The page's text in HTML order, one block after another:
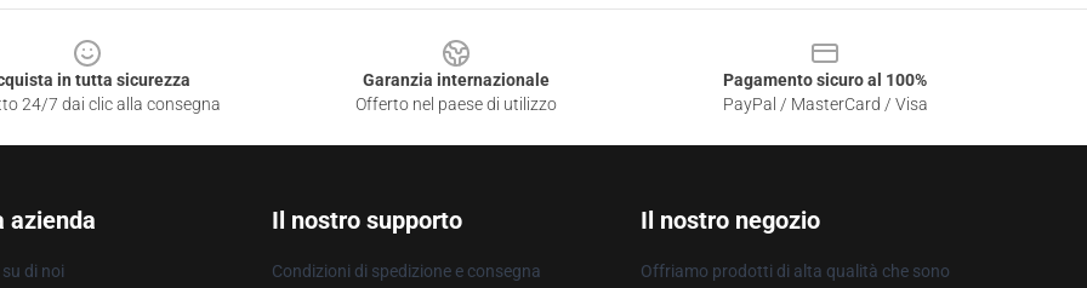
in tutta sicurezza
24/7 dai clic alla consegna
Garanzia internazionale
Offerto nel paese di utilizzo
Pagamento sicuro al 100%
PayPal / MasterCard / Visa
azienda
di noi
Il nostro supporto
Condizioni di spedizione e consegna
Il nostro negozio
Offriamo prodotti di alta qualità che sono